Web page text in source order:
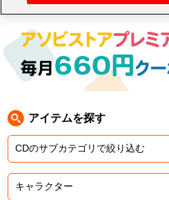
ゲーム
その他先行受付
アイドルマスター ミリオンライブ！
アイドルマスター SideM
プロジェクトアイマス ヴイアライヴ
テイルズ オブ シリーズ
アイテムを探す